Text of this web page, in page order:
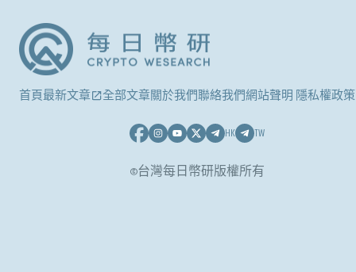
首頁最新文章 全部文章關於我們聯絡我們網站聲明 隱私權政策
HK TW
©台灣每日幣研版權所有